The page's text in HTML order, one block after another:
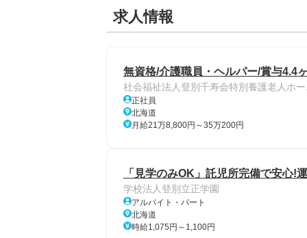
求人情報
無資格/介護職員・ヘルパー/賞与4.4
社会福祉法人登別千寿会特別養護老人ホ
正社員
北海道
月給21万8,800円～35万200円
「見学のみOK」託児所完備で安心!
学校法人登別立正学園
アルバイト・パート
北海道
時給1,075円～1,100円